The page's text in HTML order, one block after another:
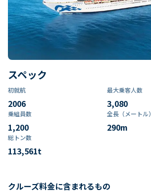
スペック
初就航
2006
最大乗客人数
3,080
乗組員数​
1,200
全長（メートル）
290m
総トン数​
113,561t
クルーズ料金に含まれるもの